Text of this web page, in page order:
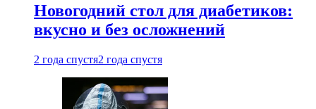
Новогодний стол для диабетиков:
вкусно и без осложнений
2 года спустя2 года спустя